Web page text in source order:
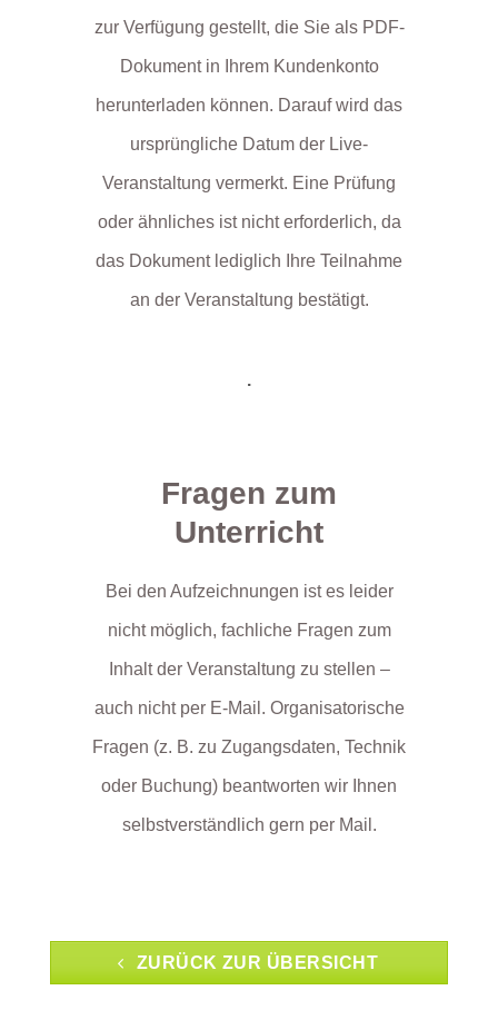
zur Verfügung gestellt, die Sie als PDF-
Dokument in Ihrem Kundenkonto
herunterladen können. Darauf wird das
ursprüngliche Datum der Live-
Veranstaltung vermerkt. Eine Prüfung
oder ähnliches ist nicht erforderlich, da
das Dokument lediglich Ihre Teilnahme
an der Veranstaltung bestätigt.
.
Fragen zum
Unterricht
Bei den Aufzeichnungen ist es leider
nicht möglich, fachliche Fragen zum
Inhalt der Veranstaltung zu stellen –
auch nicht per E-Mail. Organisatorische
Fragen (z. B. zu Zugangsdaten, Technik
oder Buchung) beantworten wir Ihnen
selbstverständlich gern per Mail.
ZURÜCK ZUR ÜBERSICHT